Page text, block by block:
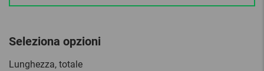
Seleziona opzioni
Lunghezza, totale